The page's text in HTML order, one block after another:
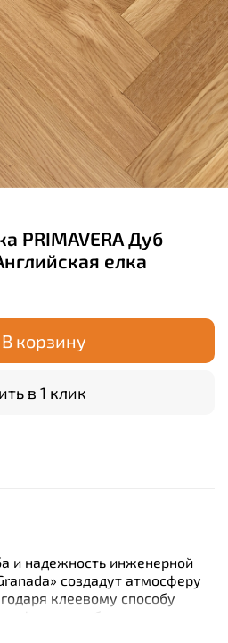
PRIMAVERA Дуб
елка
В корзину
в 1 клик
и надежность инженерной
создадут атмосферу
клеевому способу
формату образца монтаж
А английский рисунок